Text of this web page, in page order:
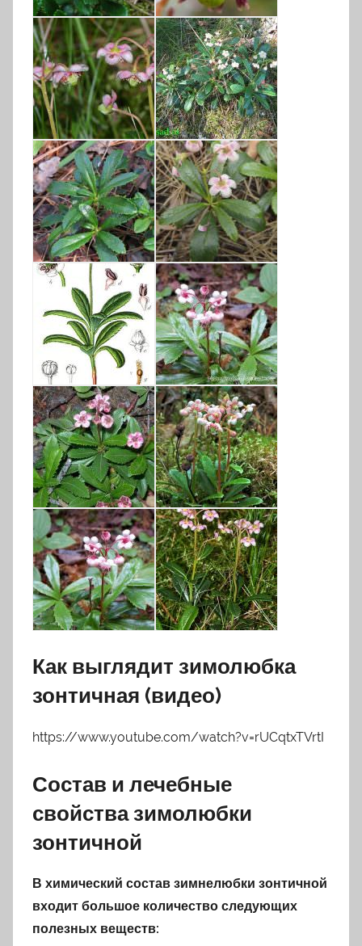
Как выглядит зимолюбка
зонтичная (видео)
https://www.youtube.com/watch?v=rUCqtxTVrtI
Состав и лечебные
свойства зимолюбки
зонтичной
В химический состав зимнелюбки зонтичной
входит большое количество следующих
полезных веществ: